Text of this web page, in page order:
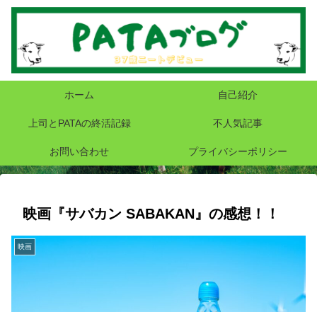
ホーム 自己紹介
上司とPATAの終活記録 不人気記事
お問い合わせ プライバシーポリシー
映画『サバカン SABAKAN』の感想！！
映画